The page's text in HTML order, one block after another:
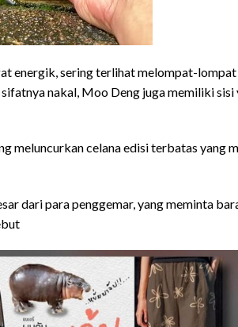
energik, sering terlihat melompat-
nakal, Moo Deng juga memiliki sisi
meluncurkan celana edisi terbatas yang
dari para penggemar, yang meminta